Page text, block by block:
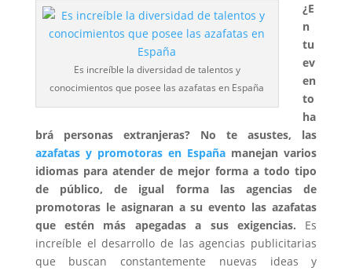
Es increíble la diversidad de talentos y
conocimientos que posee las azafatas en España
¿E
n
tu
ev
en
to
ha
brá personas extranjeras? No te asustes, las
azafatas y promotoras en España manejan varios
idiomas para atender de mejor forma a todo tipo
de público, de igual forma las agencias de
promotoras le asignaran a su evento las azafatas
que estén más apegadas a sus exigencias. Es
increíble el desarrollo de las agencias publicitarias
que buscan constantemente nuevas ideas y